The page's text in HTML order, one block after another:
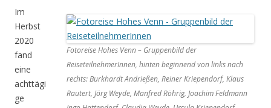
Fotoreise Hohes Venn – Gruppenbild der
ReiseteilnehmerInnen, hinten beginnend von links nach
rechts: Burkhardt Andrießen, Reiner Kriependorf, Klaus
Rautert, Jörg Weyde, Manfred Röhrig, Joachim Feldmann
Im
Herbst
2020
fand
eine
achttägi
ge